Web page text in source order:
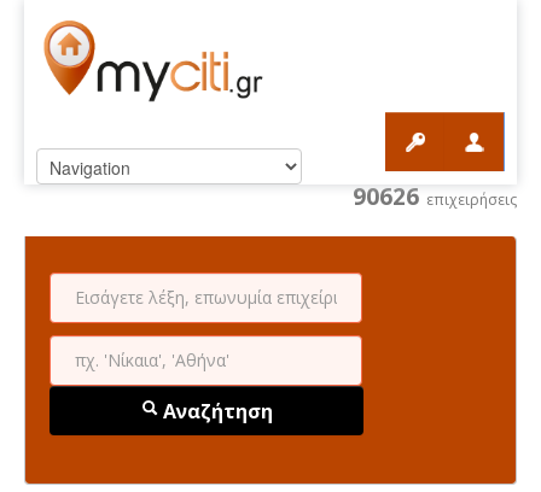
90626 επιχειρήσεις
Αναζήτηση